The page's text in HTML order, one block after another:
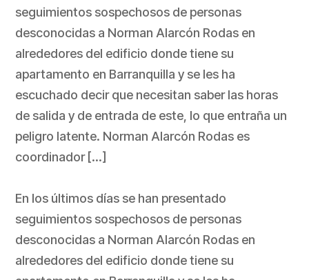
seguimientos sospechosos de personas
desconocidas a Norman Alarcón Rodas en
alrededores del edificio donde tiene su
apartamento en Barranquilla y se les ha
escuchado decir que necesitan saber las horas
de salida y de entrada de este, lo que entraña un
peligro latente. Norman Alarcón Rodas es
coordinador […]
En los últimos días se han presentado
seguimientos sospechosos de personas
desconocidas a Norman Alarcón Rodas en
alrededores del edificio donde tiene su